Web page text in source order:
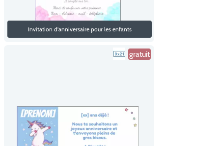
Invitation d'anniversaire pour les enfants
gratuit